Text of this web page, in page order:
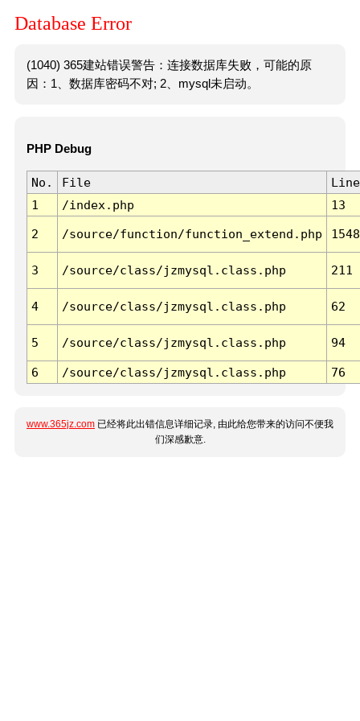
Database Error
(1040) 365建站错误警告：连接数据库失败，可能的原
因：1、数据库密码不对; 2、mysql未启动。
PHP Debug
No. File
Line
1
/index.php 13
2 /source/function/function_extend.php 1548
3 /source/class/jzmysql.class.php 211
4 /source/class/jzmysql.class.php 62
5 /source/class/jzmysql.class.php 94
6 /source/class/jzmysql.class.php 76
www.365jz.com 已经将此出错信息详细记录, 由此给您带来的访问不便我
们深感歉意.